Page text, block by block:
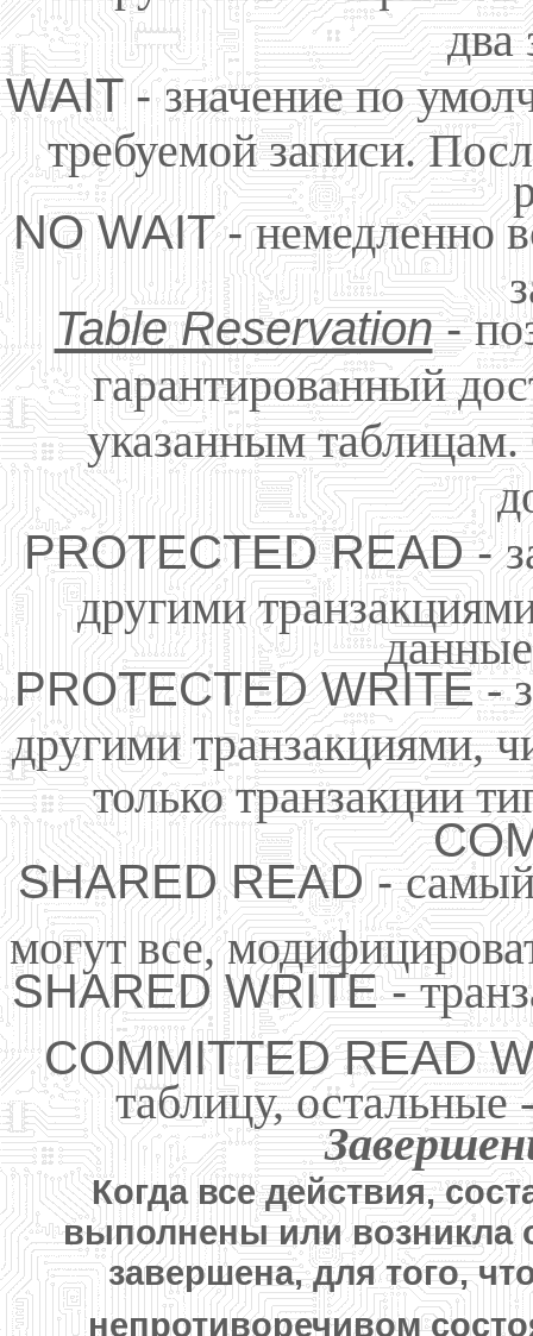
два
WAIT -значение по
требуемой записи.
NO WAIT -немедленно
Table Reservation-
гарантированный
указанным
PROTECTED READ -
другими
PROTECTED WRITE-
другими транзакциями,
только транзакции
SHARED READ -
могут все,
SHARED WRITE -
COMMITTED READ
таблицу, остальные
Когда все действия,
выполнены или возникла
завершена, для того,
непротиворечивом